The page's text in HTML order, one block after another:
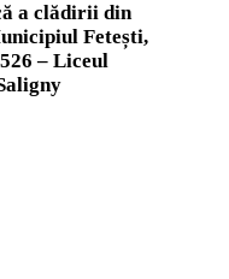
a clădirii din
Fetești,
– Liceul